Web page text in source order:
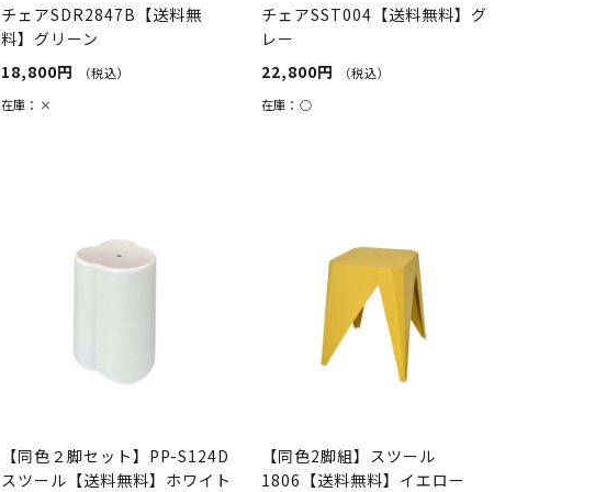
チェアSDR2847B【送料無
料】グリーン
18,800円
（税込）
在庫： ×
チェアSST004【送料無料】グ
レー
22,800円
（税込）
在庫：○
【同色２脚セット】PP-S124D
スツール【送料無料】ホワイト
【同色2脚組】スツール
1806【送料無料】イエロー